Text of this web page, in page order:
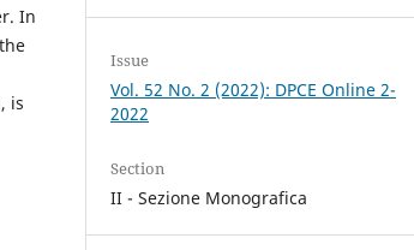
In
is
Issue
Vol. 52 No. 2 (2022): DPCE Online 2-
2022
Section
II - Sezione Monografica